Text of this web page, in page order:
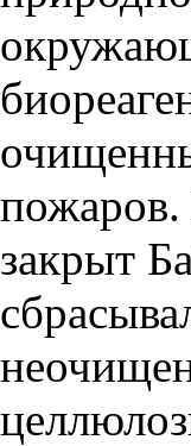
пожаров.
закрыт